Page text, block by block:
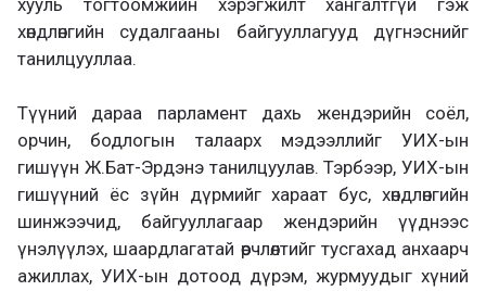
хөндлөнгийн судалгааны байгууллагууд дүгнэснийг
танилцууллаа.
Түүний дараа парламент дахь жендэрийн соёл,
орчин, бодлогын талаарх мэдээллийг УИХ-ын
гишүүн Ж.Бат-Эрдэнэ танилцуулав. Тэрбээр, УИХ-ын
гишүүний ёс зүйн дүрмийг хараат бус, хөндлөнгийн
шинжээчид, байгууллагаар жендэрийн үүднээс
үнэлүүлэх, шаардлагатай өөрчлөлтийг тусгахад анхаарч
ажиллах, УИХ-ын дотоод дүрэм, журмуудыг хүний